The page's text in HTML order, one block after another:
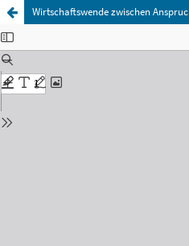
Wirtschaftswende zwischen